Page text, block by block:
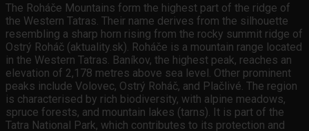
The Roháče Mountains form the highest part of the ridge of
the Western Tatras. Their name derives from the silhouette
resembling a sharp horn rising from the rocky summit ridge of
Ostrý Roháč (aktuality.sk). Roháče is a mountain range located
in the Western Tatras. Baníkov, the highest peak, reaches an
elevation of 2,178 metres above sea level. Other prominent
peaks include Volovec, Ostrý Roháč, and Plačlivé. The region
is characterised by rich biodiversity, with alpine meadows,
spruce forests, and mountain lakes (tarns). It is part of the
Tatra National Park, which contributes to its protection and